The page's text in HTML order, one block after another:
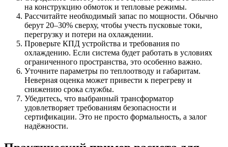
на конструкцию обмоток и тепловые режимы.
Рассчитайте необходимый запас по мощности. Обычно
берут 20–30% сверху, чтобы учесть пусковые токи,
перегрузку и потери на охлаждении.
Проверьте КПД устройства и требования по
охлаждению. Если система будет работать в условиях
ограниченного пространства, это особенно важно.
Уточните параметры по теплоотводу и габаритам.
Неверная оценка может привести к перегреву и
снижению срока службы.
Убедитесь, что выбранный трансформатор
удовлетворяет требованиям безопасности и
сертификации. Это не просто формальность, а залог
надёжности.